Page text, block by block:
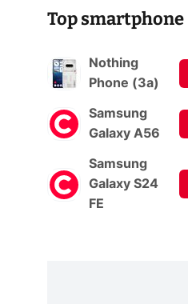
Top smartphone
Nothing
Phone (3a)
Samsung
Galaxy A56
Samsung
Galaxy S24
FE